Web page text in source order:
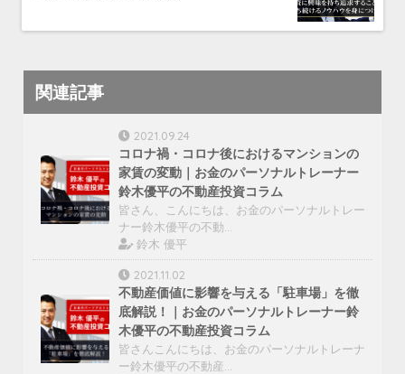
関連記事
2021.09.24
コロナ禍・コロナ後におけるマンションの
家賃の変動｜お金のパーソナルトレーナー
鈴木優平の不動産投資コラム
皆さん、こんにちは、お金のパーソナルトレー
ナー鈴木優平の不動…
鈴木 優平
2021.11.02
不動産価値に影響を与える「駐車場」を徹
底解説！｜お金のパーソナルトレーナー鈴
木優平の不動産投資コラム
皆さんこんにちは、お金のパーソナルトレーナ
ー鈴木優平の不動産…